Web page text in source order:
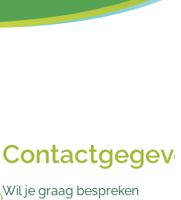
Wil je graag bespreken